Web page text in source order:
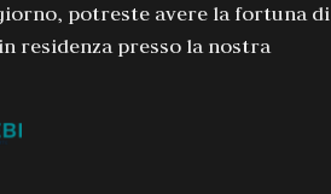
potreste avere la fortuna di
residenza presso la nostra